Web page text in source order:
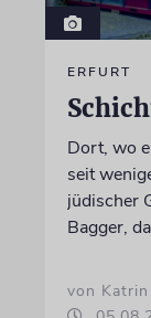
ERFURT
Dort, wo
seit
jüdischer
Bagger,
von